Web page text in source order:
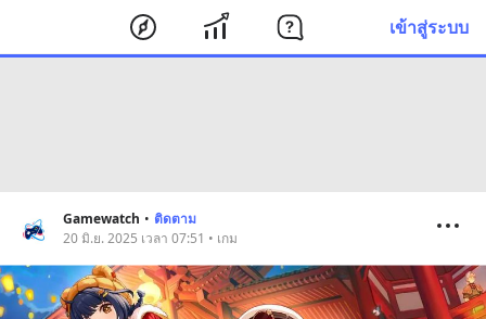
เข้าสู่ระบบ
Gamewatch • ติดตาม
20 มิ.ย. 2025 เวลา 07:51 • เกม